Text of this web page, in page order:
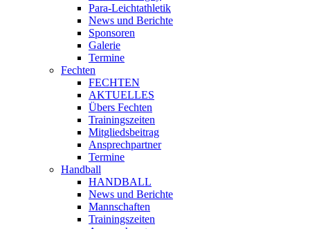
Para-Leichtathletik
News und Berichte
Sponsoren
Galerie
Termine
Fechten
FECHTEN
AKTUELLES
Übers Fechten
Trainingszeiten
Mitgliedsbeitrag
Ansprechpartner
Termine
Handball
HANDBALL
News und Berichte
Mannschaften
Trainingszeiten